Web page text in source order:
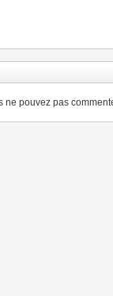
ne pouvez pas